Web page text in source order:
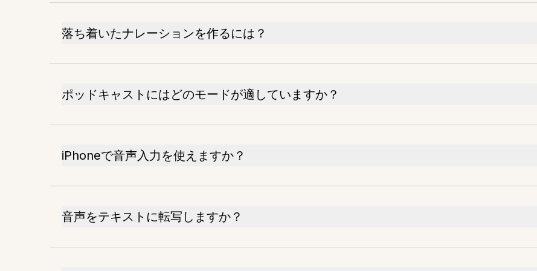
落ち着いたナレーションを作るには？
ポッドキャストにはどのモードが適していますか？
iPhoneで音声入力を使えますか？
音声をテキストに転写しますか？